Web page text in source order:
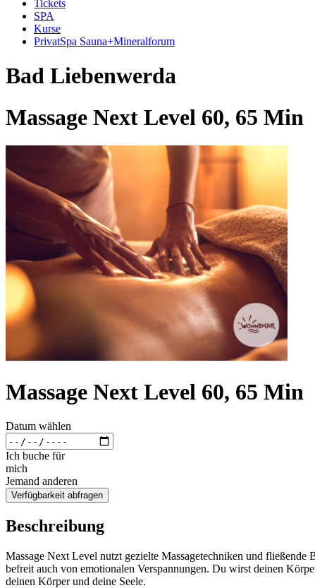
Tickets
SPA
Kurse
PrivatSpa Sauna+Mineralforum
Bad Liebenwerda
Massage Next Level 60, 65 Min
Massage Next Level 60, 65 Min
Datum wählen
Ich buche für
mich
Jemand anderen
Verfügbarkeit abfragen
Beschreibung
Massage Next Level nutzt gezielte Massagetechniken und
befreit auch von emotionalen Verspannungen. Du wirst deinen
deinen Körper und deine Seele.